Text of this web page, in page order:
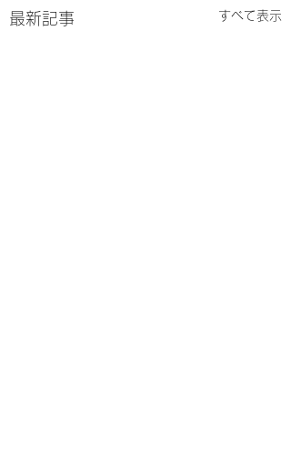
最新記事 すべて表示